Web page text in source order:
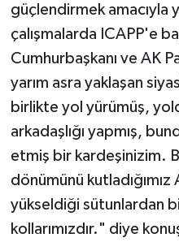
güçlendirmek amacıyla
çalışmalarda ICAPP'e
Cumhurbaşkanı ve AK
yarım asra yaklaşan
birlikte yol yürümüş,
arkadaşlığı yapmış,
etmiş bir kardeşinizim.
dönümünü
yükseldiği sütunlardan
kollarımızdır." diye